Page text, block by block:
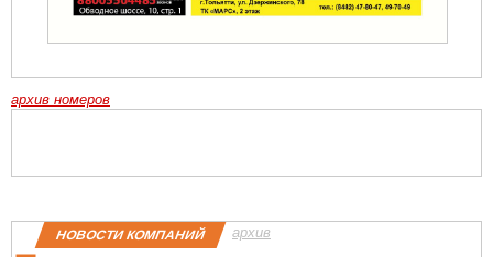
архив номеров
НОВОСТИ КОМПАНИЙ архив